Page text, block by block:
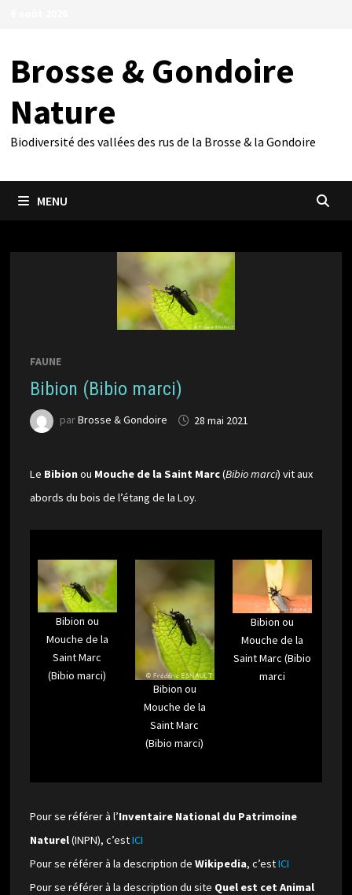
Brosse & Gondoire
Nature
Biodiversité des vallées des rus de la Brosse & la Gondoire
MENU
FAUNE
Bibion (Bibio marci)
parBrosse & Gondoire 28 mai 2021
Le Bibionou Mouche de la Saint Marc(Bibio marci) vit aux
abords du bois de l’étang de la Loy.
Bibion ou
Mouche de la
Saint Marc
(Bibio marci)
Bibion ou
Mouche de la
Saint Marc
(Bibio marci)
Bibion ou
Mouche de la
Saint Marc (Bibio
marci
Pour se référer à l’Inventaire National du Patrimoine
Naturel(INPN), c’estICI
Pour se référer à la description de Wikipedia, c’estICI
Pour se référer à la description du site Quel est cet Animal